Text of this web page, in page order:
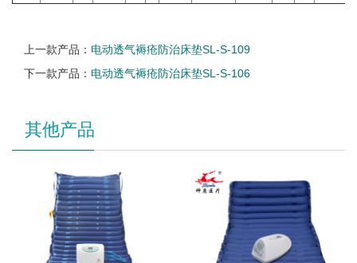
上一款产品： 电动透气褥疮防治床垫SL-S-109
下一款产品： 电动透气褥疮防治床垫SL-S-106
其他产品